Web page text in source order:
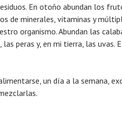
En otoño abundan los
de minerales, vitaminas y
organismo. Abundan las
las peras y, en mi tierra, las
un día a la semana,